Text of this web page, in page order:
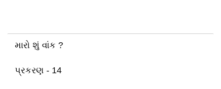
મારો શું વાંક ?
પ્રકરણ - 14